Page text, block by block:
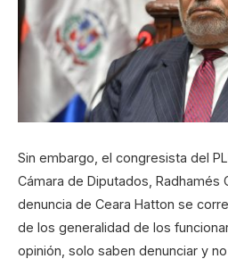
Sin embargo, el congresista del
Cámara de Diputados, Radhamés
denuncia de Ceara Hatton se
de los generalidad de los
opinión, solo saben denunciar y